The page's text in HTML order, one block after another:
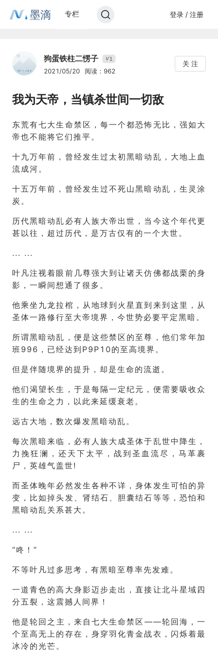
墨滴 专栏 登录 / 注册
狗蛋铁柱二愣子 V1
2021/05/20 阅读：962
关 注
我为天帝，当镇杀世间一切敌
东荒有七大生命禁区，每一个都恐怖无比，强如大
帝也不能将它们推平。
十九万年前，曾经发生过太初黑暗动乱，大地上血
流成河。
十五万年前，曾经发生过不死山黑暗动乱，生灵涂
炭。
历代黑暗动乱必有人族大帝出世，当今这个年代更
甚以往，超过历代，是万古仅有的一个大世。
... ...
叶凡注视着眼前几尊强大到让诸天仿佛都战栗的身
影，一瞬间想通了很多。
他乘坐九龙拉棺，从地球到火星直到来到这里，从
圣体一路修行至大帝境界，今世势必要平定黑暗。
所谓黑暗动乱，便是这些禁区的至尊，他们常年加
班996，已经达到P9P10的至高境界。
但是伴随境界的提升，却是生命的流逝。
他们渴望长生，于是每隔一定纪元，便需要吸收众
生的生命之力，以此来延缓衰老。
远古大地，数次爆发黑暗动乱。
每次黑暗来临，必有人族大成圣体于乱世中降生，
力挽狂澜，还天下太平，战到圣血流尽，马革裹
尸，英雄气盖世!
而圣体晚年必然发生各种不详，身体发生可怕的异
变，比如掉头发、肾结石、胆囊结石等等，恐怕和
黑暗动乱关系甚大。
... ...
“咚！”
不等叶凡过多思考，有黑暗至尊率先发难。
一道青色的高大身影迈步走出，直接让北斗星域四
分五裂，这震撼人间界！
他是轮回之主，来自七大生命禁区——轮回海，一
个至高无上的存在，身穿羽化青金战衣，闪烁着最
冰冷的光芒。